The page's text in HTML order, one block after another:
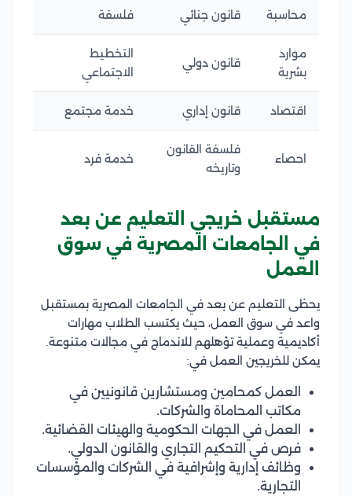
محاسبة قانون جنائي فلسفة
موارد
بشرية
قانون دولي
التخطيط
الاجتماعي
اقتصاد قانون إداري خدمة مجتمع
احصاء
فلسفة القانون
وتاريخه
خدمة فرد
مستقبل خريجي التعليم عن بعد
في الجامعات المصرية في سوق
العمل
يحظى التعليم عن بعد في الجامعات المصرية بمستقبل
واعد في سوق العمل، حيث يكتسب الطلاب مهارات
أكاديمية وعملية تؤهلهم للاندماج في مجالات متنوعة.
يمكن للخريجين العمل في:
العمل كمحامين ومستشارين قانونيين في
مكاتب المحاماة والشركات.
العمل في الجهات الحكومية والهيئات القضائية.
فرص في التحكيم التجاري والقانون الدولي.
وظائف إدارية وإشرافية في الشركات والمؤسسات
التجارية.